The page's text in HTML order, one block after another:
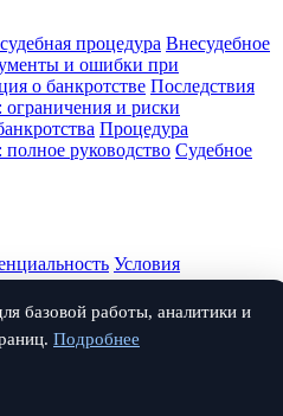
процедура Внесудебное
и ошибки при
о банкротстве Последствия
ограничения и риски
Процедура
руководство Судебное
Условия
базовой работы, аналитики и
Подробнее